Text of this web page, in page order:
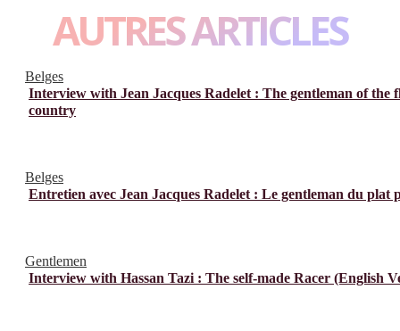
AUTRES ARTICLES
Belges
Interview with Jean Jacques Radelet : The gentleman of the
country
Belges
Entretien avec Jean Jacques Radelet : Le gentleman du plat
Gentlemen
Interview with Hassan Tazi : The self-made Racer (English